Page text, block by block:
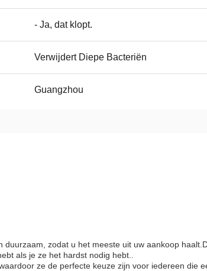
- Ja, dat klopt.
Verwijdert Diepe Bacteriën
Guangzhou
zodat u het meeste uit uw aankoop
als je ze het hardst nodig hebt..
ze de perfecte keuze zijn voor iedereen die